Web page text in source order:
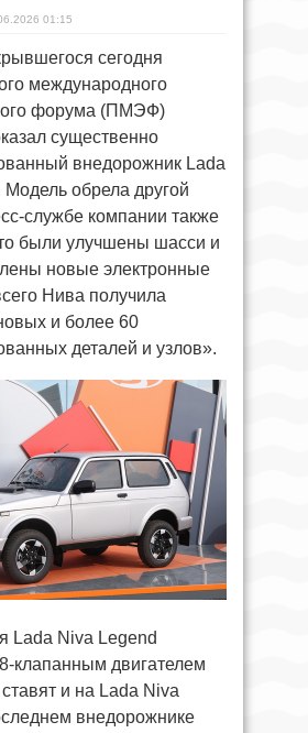
01:15
сегодня
международного
форума (ПМЭФ)
существенно
внедорожник Lada
Модель обрела другой
службе компании также
были улучшены шасси и
новые электронные
Нива получила
и более 60
деталей и узлов».
Lada Niva Legend
клапанным двигателем
и на Lada Niva
внедорожнике